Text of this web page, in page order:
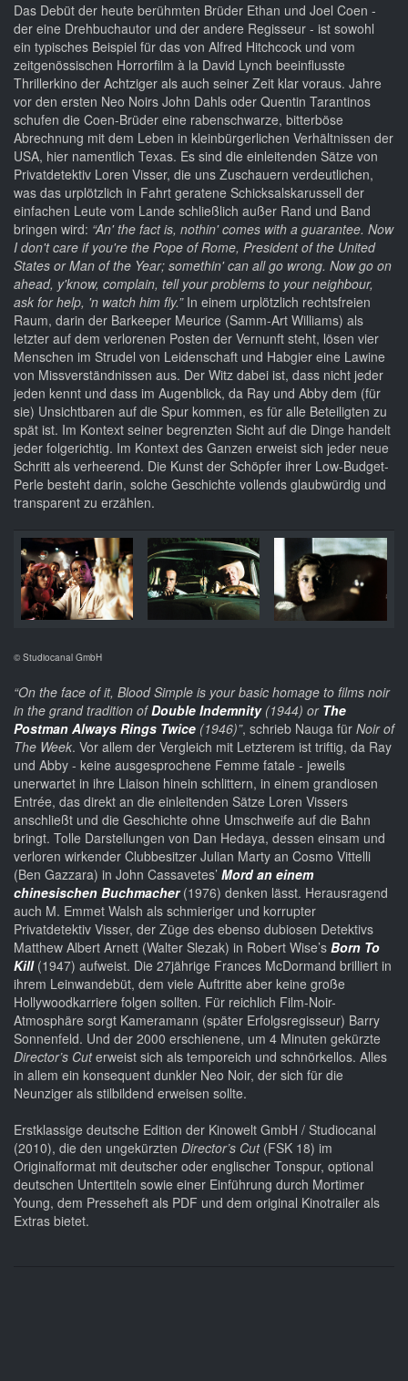
Das Debüt der heute berühmten Brüder Ethan und Joel Coen -
der eine Drehbuchautor und der andere Regisseur - ist sowohl
ein typisches Beispiel für das von Alfred Hitchcock und vom
zeitgenössischen Horrorfilm à la David Lynch beeinflusste
Thrillerkino der Achtziger als auch seiner Zeit klar voraus. Jahre
vor den ersten Neo Noirs John Dahls oder Quentin Tarantinos
schufen die Coen-Brüder eine rabenschwarze, bitterböse
Abrechnung mit dem Leben in kleinbürgerlichen Verhältnissen der
USA, hier namentlich Texas. Es sind die einleitenden Sätze von
Privatdetektiv Loren Visser, die uns Zuschauern verdeutlichen,
was das urplötzlich in Fahrt geratene Schicksalskarussell der
einfachen Leute vom Lande schließlich außer Rand und Band
bringen wird: “An' the fact is, nothin' comes with a guarantee. Now
I don't care if you're the Pope of Rome, President of the United
States or Man of the Year; somethin' can all go wrong. Now go on
ahead, y'know, complain, tell your problems to your neighbour,
ask for help, 'n watch him fly.”In einem urplötzlich rechtsfreien
Raum, darin der Barkeeper Meurice (Samm-Art Williams) als
letzter auf dem verlorenen Posten der Vernunft steht, lösen vier
Menschen im Strudel von Leidenschaft und Habgier eine Lawine
von Missverständnissen aus. Der Witz dabei ist, dass nicht jeder
jeden kennt und dass im Augenblick, da Ray und Abby dem (für
sie) Unsichtbaren auf die Spur kommen, es für alle Beteiligten zu
spät ist. Im Kontext seiner begrenzten Sicht auf die Dinge handelt
jeder folgerichtig. Im Kontext des Ganzen erweist sich jeder neue
Schritt als verheerend. Die Kunst der Schöpfer ihrer Low-Budget-
Perle besteht darin, solche Geschichte vollends glaubwürdig und
transparent zu erzählen.
© Studiocanal GmbH
“On the face of it, Blood Simple is your basic homage to films noir
in the grand tradition ofDouble Indemnity(1944) or The
Postman Always Rings Twice (1946)”, schrieb Nauga für Noir of
The Week. Vor allem der Vergleich mit Letzterem ist triftig, da Ray
und Abby - keine ausgesprochene Femme fatale - jeweils
unerwartet in ihre Liaison hinein schlittern, in einem grandiosen
Entrée, das direkt an die einleitenden Sätze Loren Vissers
anschließt und die Geschichte ohne Umschweife auf die Bahn
bringt. Tolle Darstellungen von Dan Hedaya, dessen einsam und
verloren wirkender Clubbesitzer Julian Marty an Cosmo Vittelli
(Ben Gazzara) in John Cassavetes’ Mord an einem
chinesischen Buchmacher(1976) denken lässt. Herausragend
auch M. Emmet Walsh als schmieriger und korrupter
Privatdetektiv Visser, der Züge des ebenso dubiosen Detektivs
Matthew Albert Arnett (Walter Slezak) in Robert Wise’s Born To
Kill (1947) aufweist. Die 27jährige Frances McDormand brilliert in
ihrem Leinwandebüt, dem viele Auftritte aber keine große
Hollywoodkarriere folgen sollten. Für reichlich Film-Noir-
Atmosphäre sorgt Kameramann (später Erfolgsregisseur) Barry
Sonnenfeld. Und der 2000 erschienene, um 4 Minuten gekürzte
Director’s Cuterweist sich als temporeich und schnörkellos. Alles
in allem ein konsequent dunkler Neo Noir, der sich für die
Neunziger als stilbildend erweisen sollte.
Erstklassige deutsche Edition der Kinowelt GmbH / Studiocanal
(2010), die den ungekürzten Director’s Cut(FSK 18) im
Originalformat mit deutscher oder englischer Tonspur, optional
deutschen Untertiteln sowie einer Einführung durch Mortimer
Young, dem Presseheft als PDF und dem original Kinotrailer als
Extras bietet.